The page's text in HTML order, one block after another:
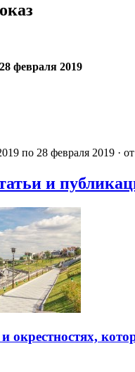
февраля 2019
по 28 февраля 2019 ·
и
окрестностях,